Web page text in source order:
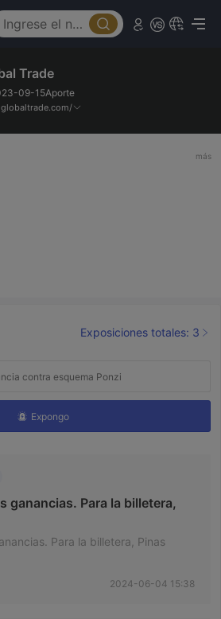
Trade
09-15Aporte
más
Exposiciones totales: 3
contra esquema Ponzi
Expongo
ganancias. Para la billetera,
Para la billetera, Pinas
2024-06-04 15:38